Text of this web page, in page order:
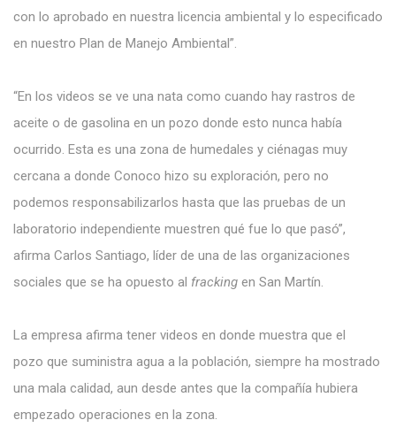
con lo aprobado en nuestra licencia ambiental y lo especificado
en nuestro Plan de Manejo Ambiental”.
“En los videos se ve una nata como cuando hay rastros de
aceite o de gasolina en un pozo donde esto nunca había
ocurrido. Esta es una zona de humedales y ciénagas muy
cercana a donde Conoco hizo su exploración, pero no
podemos responsabilizarlos hasta que las pruebas de un
laboratorio independiente muestren qué fue lo que pasó”,
afirma Carlos Santiago, líder de una de las organizaciones
sociales que se ha opuesto al fracking en San Martín.
La empresa afirma tener videos en donde muestra que el
pozo que suministra agua a la población, siempre ha mostrado
una mala calidad, aun desde antes que la compañía hubiera
empezado operaciones en la zona.